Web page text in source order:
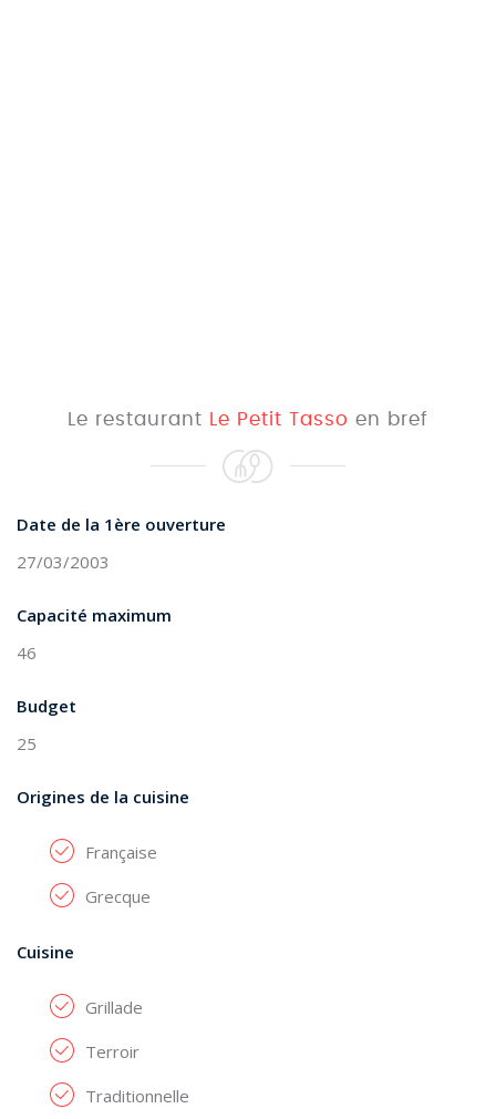
Le restaurant Le Petit Tasso en bref
Date de la 1ère ouverture
27/03/2003
Capacité maximum
46
Budget
25
Origines de la cuisine
Française
Grecque
Cuisine
Grillade
Terroir
Traditionnelle